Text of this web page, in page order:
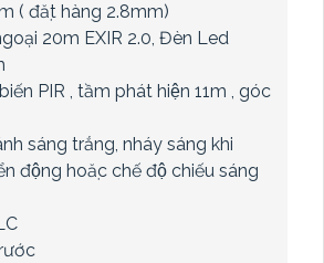
( đặt hàng 2.8mm)
20m EXIR 2.0, Đèn Led
PIR , tầm phát hiện 11m , góc
sáng trắng, nháy sáng khi
động hoặc chế độ chiếu sáng